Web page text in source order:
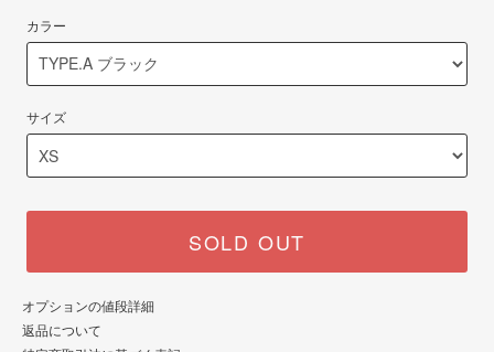
カラー
サイズ
SOLD OUT
オプションの値段詳細
返品について